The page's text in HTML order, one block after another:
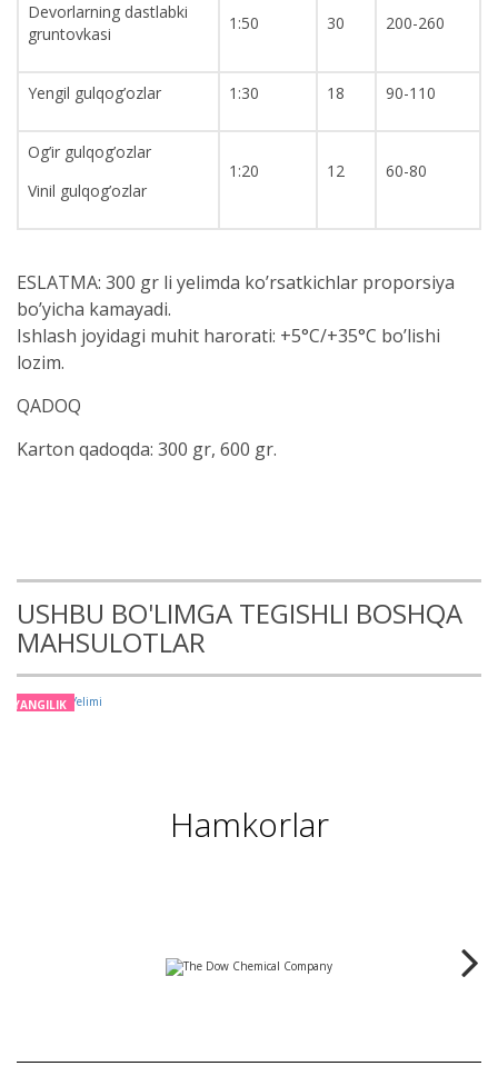
Devorlarning dastlabki
gruntovkasi
1:50 30 200-260
Yengil gulqog’ozlar 1:30 18 90-110
Og’ir gulqog’ozlar
Vinil gulqog’ozlar
1:20 12 60-80
ESLATMA: 300 gr li yelimda ko’rsatkichlar proporsiya
bo’yicha kamayadi.
Ishlash joyidagi muhit harorati: +5°C/+35°C bo’lishi
lozim.
QADOQ
Karton qadoqda: 300 gr, 600 gr.
USHBU BO'LIMGA TEGISHLI BOSHQA
MAHSULOTLAR
YANGILIK
Hamkorlar